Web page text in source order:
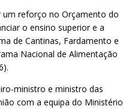
um reforço no Orçamento do
o ensino superior e a
de Cantinas, Fardamento e
Nacional de Alimentação
ministro e ministro das
com a equipa do Ministério